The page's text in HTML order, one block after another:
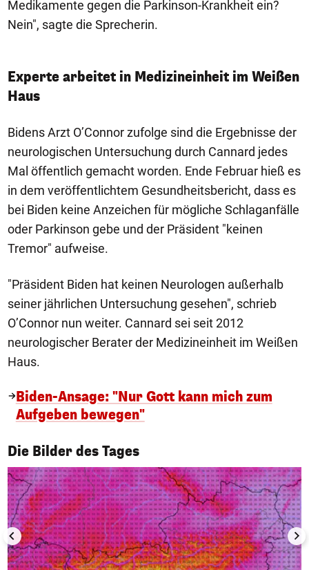
Medikamente gegen die Parkinson-Krankheit ein?
Nein", sagte die Sprecherin.
Experte arbeitet in Medizineinheit im Weißen
Haus
Bidens Arzt O’Connor zufolge sind die Ergebnisse der
neurologischen Untersuchung durch Cannard jedes
Mal öffentlich gemacht worden. Ende Februar hieß es
in dem veröffentlichtem Gesundheitsbericht, dass es
bei Biden keine Anzeichen für mögliche Schlaganfälle
oder Parkinson gebe und der Präsident "keinen
Tremor" aufweise.
"Präsident Biden hat keinen Neurologen außerhalb
seiner jährlichen Untersuchung gesehen", schrieb
O’Connor nun weiter. Cannard sei seit 2012
neurologischer Berater der Medizineinheit im Weißen
Haus.
Biden-Ansage: "Nur Gott kann mich zum
Aufgeben bewegen"
Die Bilder des Tages
1/50